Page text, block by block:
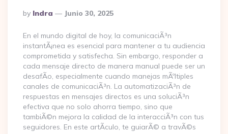
Posted
By
By Indra Junio 30, 2025
En el mundo digital de hoy, la comunicaciÃ³n
instantÃ¡nea es esencial para mantener a tu audiencia
comprometida y satisfecha. Sin embargo, responder a
cada mensaje directo de manera manual puede ser un
desafÃ­o, especialmente cuando manejas mÃºltiples
canales de comunicaciÃ³n. La automatizaciÃ³n de
respuestas en mensajes directos es una soluciÃ³n
efectiva que no solo ahorra tiempo, sino que
tambiÃ©n mejora la calidad de la interacciÃ³n con tus
seguidores. En este artÃ­culo, te guiarÃ© a travÃ©s